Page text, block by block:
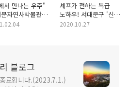
서 만나는 우주"
자연사박물관
측 동영상 시리즈
셰프가 전하는 특급
노하우! 서대문구 '신촌
박스퀘어' 상인학교 2기
2020.10.27
블로그
료합니다.(2023.7.1.)